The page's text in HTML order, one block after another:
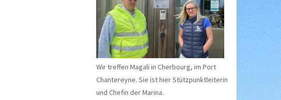
Wir treffen Magali in Cherbourg, im Port
Chantereyne. Sie ist hier Stützpunktleiterin
und Chefin der Marina.